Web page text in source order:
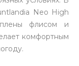
Neo High
флисом и
комфортным